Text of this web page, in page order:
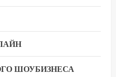
ШОУБИЗНЕСА